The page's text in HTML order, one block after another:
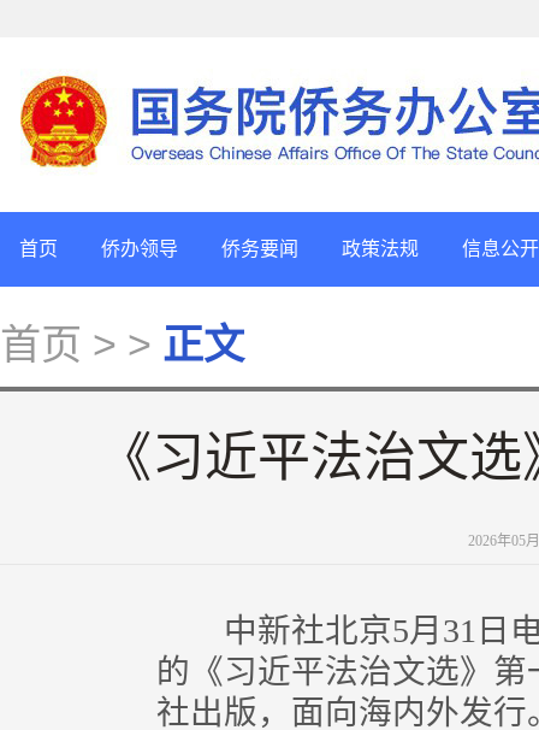
首页 侨办领导 侨务要闻 政策法规 信息公开
首页 > > 正文
《习近平法治文
2026年05
中新社北京5月31日电
的《习近平法治文选》
社出版，面向海内外发行